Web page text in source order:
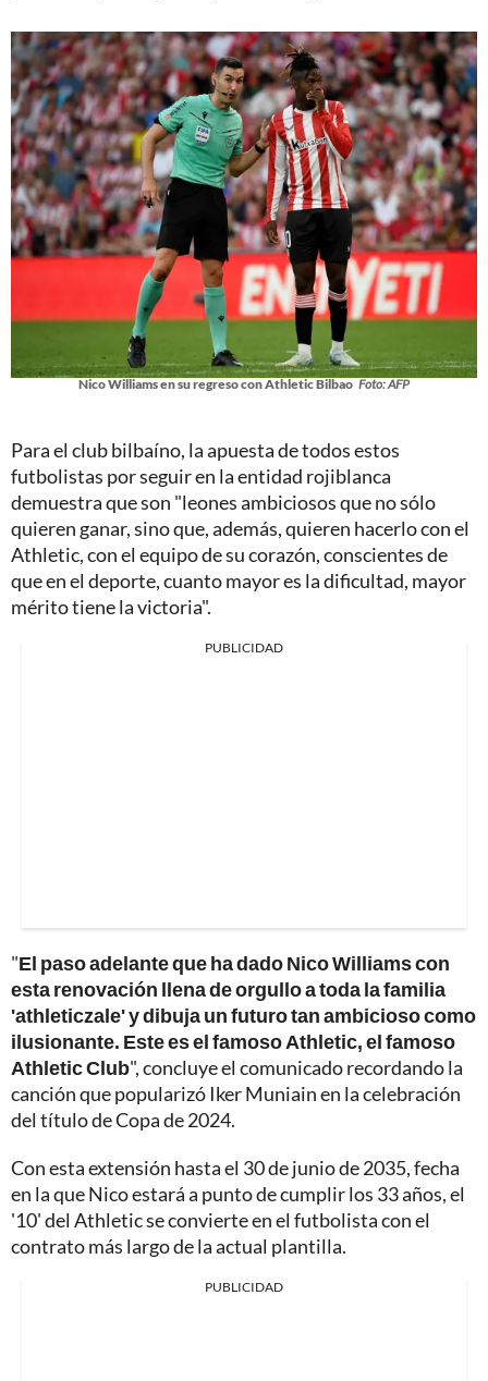
Nico Williams en su regreso con Athletic Bilbao Foto: AFP
Para el club bilbaíno, la apuesta de todos estos
futbolistas por seguir en la entidad rojiblanca
demuestra que son "leones ambiciosos que no sólo
quieren ganar, sino que, además, quieren hacerlo con el
Athletic, con el equipo de su corazón, conscientes de
que en el deporte, cuanto mayor es la dificultad, mayor
mérito tiene la victoria".
PUBLICIDAD
"El paso adelante que ha dado Nico Williams con
esta renovación llena de orgullo a toda la familia
'athleticzale' y dibuja un futuro tan ambicioso como
ilusionante. Este es el famoso Athletic, el famoso
Athletic Club", concluye el comunicado recordando la
canción que popularizó Iker Muniain en la celebración
del título de Copa de 2024.
Con esta extensión hasta el 30 de junio de 2035, fecha
en la que Nico estará a punto de cumplir los 33 años, el
'10' del Athletic se convierte en el futbolista con el
contrato más largo de la actual plantilla.
PUBLICIDAD